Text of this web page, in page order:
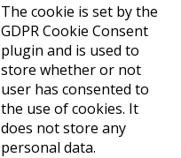
The cookie is set by the
GDPR Cookie Consent
plugin and is used to
store whether or not
user has consented to
the use of cookies. It
does not store any
personal data.